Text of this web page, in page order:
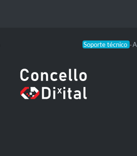
Soporte técnico -